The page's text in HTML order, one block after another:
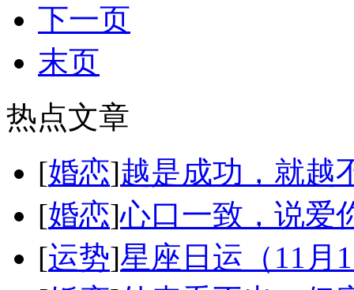
下一页
末页
热点文章
[婚恋]越是成功，就越
[婚恋]心口一致，说爱
[运势]星座日运（11月